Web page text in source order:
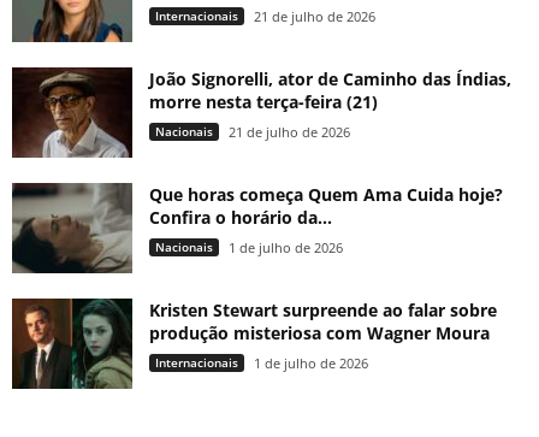
Internacionais 21 de julho de 2026
João Signorelli, ator de Caminho das Índias,
morre nesta terça-feira (21)
Nacionais 21 de julho de 2026
Que horas começa Quem Ama Cuida hoje?
Confira o horário da...
Nacionais 1 de julho de 2026
Kristen Stewart surpreende ao falar sobre
produção misteriosa com Wagner Moura
Internacionais 1 de julho de 2026